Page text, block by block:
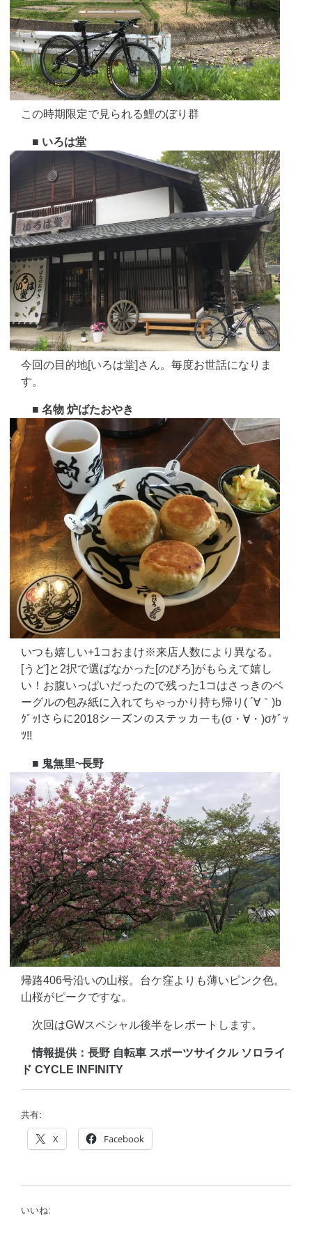
この時期限定で見られる鯉のぼり群
■ いろは堂
今回の目的地[いろは堂]さん。毎度お世話になりま
す。
■ 名物 炉ばたおやき
いつも嬉しい+1コおまけ※来店人数により異なる。
[うど]と2択で選ばなかった[のびろ]がもらえて嬉し
い！お腹いっぱいだったので残った1コはさっきのベ
ーグルの包み紙に入れてちゃっかり持ち帰り( ´∀｀)b
ｸﾞｯ!さらに2018シーズンのステッカーも(σ・∀・)σｹﾞｯ
ﾂ!!
■ 鬼無里~長野
帰路406号沿いの山桜。台ケ窪よりも薄いピンク色。
山桜がピークですな。
次回はGWスペシャル後半をレポートします。
情報提供：長野 自転車 スポーツサイクル ソロライ
ド CYCLE INFINITY
共有:
X Facebook
いいね: